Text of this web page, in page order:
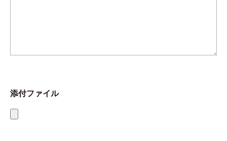
添付ファイル